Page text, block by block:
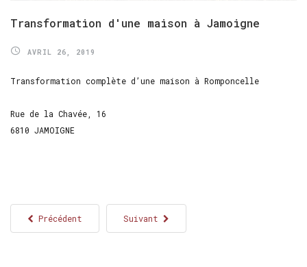
Transformation d'une maison à Jamoigne
AVRIL 26, 2019
Transformation complète d’une maison à Romponcelle
Rue de la Chavée, 16
6810 JAMOIGNE
Précédent Suivant